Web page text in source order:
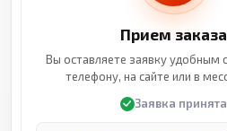
Прием заказа
Вы оставляете заявку удобным
телефону, на сайте или в
Заявка принята